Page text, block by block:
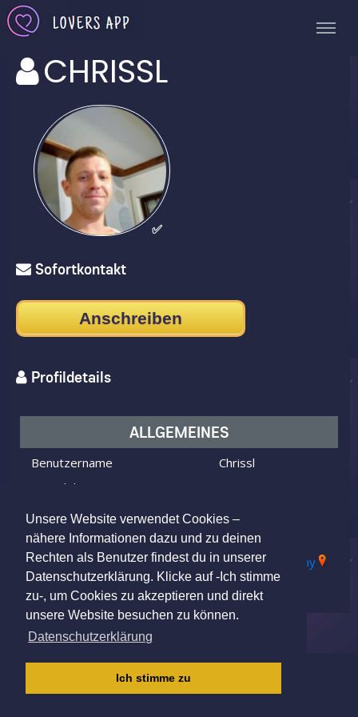
Unsere Website verwendet Cookies –
nähere Informationen dazu und zu deinen
Rechten als Benutzer findest du in unserer
Datenschutzerklärung. Klicke auf -Ich stimme
zu-, um Cookies zu akzeptieren und direkt
unsere Website besuchen zu können.
Datenschutzerklärung
Ich stimme zu
CHRISSL
✅
Sofortkontakt
Anschreiben
Profildetails
ALLGEMEINES
Benutzername
Chrissl
Ich bin
Ich suche
eine Frau
Alter
41 Jahre alt
Wohnort
Freiburg im Breisgau, Germany
|AGB|DATENSCHUTZ
KINDERSCHUTZRICHTLINIE